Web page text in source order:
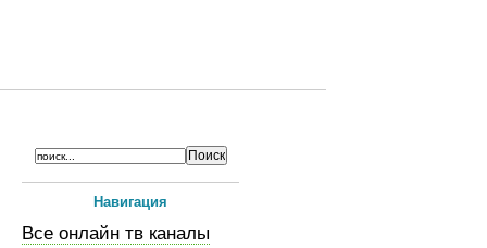
Навигация
Все онлайн тв каналы